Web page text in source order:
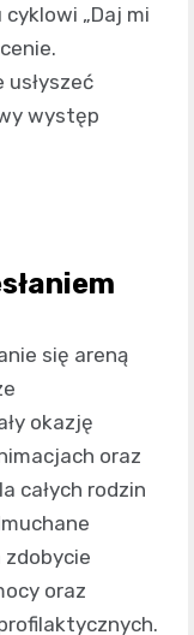
„Daj mi
usłyszeć
występ
się areną
okazję
oraz
całych rodzin
zdobycie
oraz